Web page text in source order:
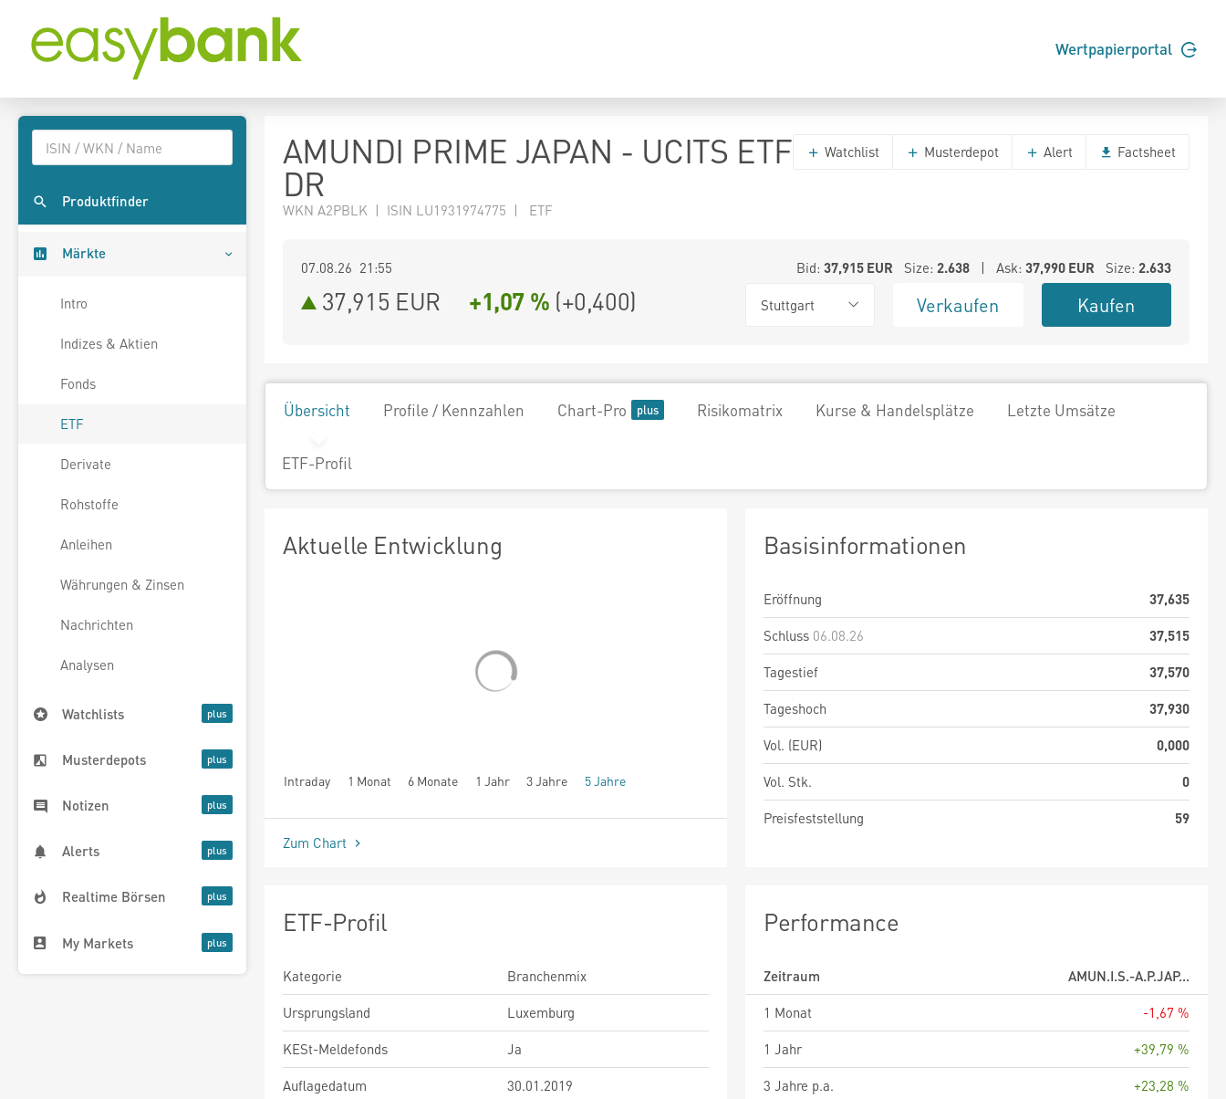
Wertpapierportal
Produktfinder
Märkte
Intro
Indizes & Aktien
Fonds
ETF
Derivate
Rohstoffe
Anleihen
Währungen & Zinsen
Nachrichten
Analysen
Watchlists
Musterdepots
Notizen
Alerts
Realtime Börsen
My Markets
AMUNDI PRIME JAPAN - UCITS ETF
DR
WKN A2PBLK | ISIN LU1931974775 | ETF
Watchlist Musterdepot Alert Factsheet
07.08.26 21:55 Bid: 37,915EUR Size: 2.638| Ask: 37,990EUR Size: 2.633
37,915 EUR +1,07 % (+0,400) Stuttgart Verkaufen Kaufen
Übersicht Profile / Kennzahlen Chart-Pro Risikomatrix Kurse & Handelsplätze Letzte Umsätze
ETF-Profil
Aktuelle Entwicklung
Intraday 1 Monat 6 Monate 1 Jahr 3 Jahre 5 Jahre
seit Beginn
Zum Chart
Basisinformationen
Eröffnung
37,635
Schluss 06.08.26
37,515
Tagestief
37,570
Tageshoch
37,930
Vol. (EUR)
0,000
Vol. Stk.
0
Preisfeststellung
59
ETF-Profil
Kategorie
Branchenmix
Ursprungsland
Luxemburg
KESt-Meldefonds
Ja
Auflagedatum
30.01.2019
Performance
Zeitraum
AMUN.I.S.-A.P.JAP...
1 Monat
-1,67 %
1 Jahr
+39,79 %
3 Jahre p.a.
+23,28 %